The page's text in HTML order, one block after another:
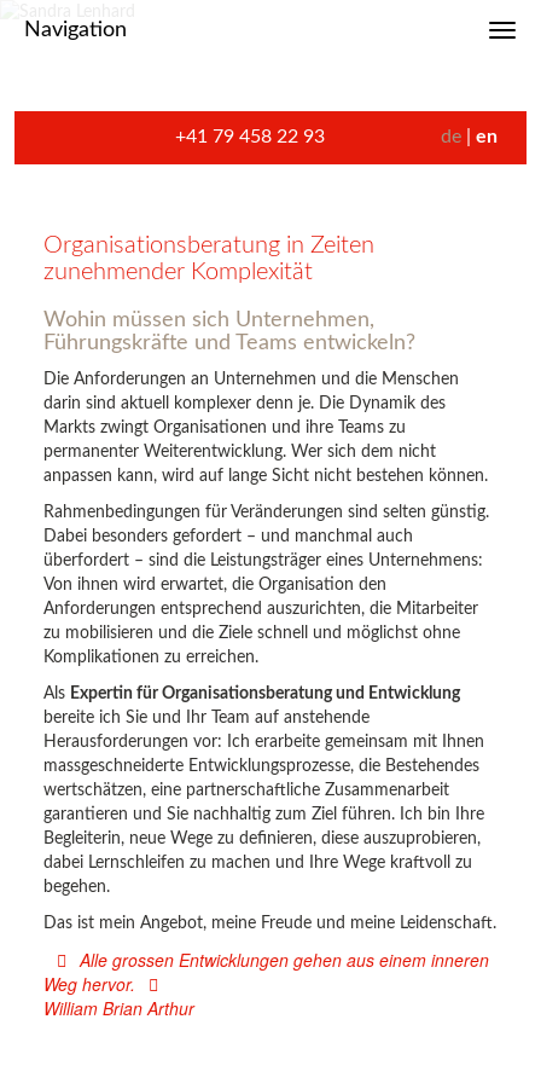
Navigation
+41 79 458 22 93 de en
Organisationsberatung in Zeiten
zunehmender Komplexität
Wohin müssen sich Unternehmen,
Führungskräfte und Teams entwickeln?
Die Anforderungen an Unternehmen und die Menschen
darin sind aktuell komplexer denn je. Die Dynamik des
Markts zwingt Organisationen und ihre Teams zu
permanenter Weiterentwicklung. Wer sich dem nicht
anpassen kann, wird auf lange Sicht nicht bestehen können.
Rahmenbedingungen für Veränderungen sind selten günstig.
Dabei besonders gefordert – und manchmal auch
überfordert – sind die Leistungsträger eines Unternehmens:
Von ihnen wird erwartet, die Organisation den
Anforderungen entsprechend auszurichten, die Mitarbeiter
zu mobilisieren und die Ziele schnell und möglichst ohne
Komplikationen zu erreichen.
Als Expertin für Organisationsberatung und Entwicklung
bereite ich Sie und Ihr Team auf anstehende
Herausforderungen vor: Ich erarbeite gemeinsam mit Ihnen
massgeschneiderte Entwicklungsprozesse, die Bestehendes
wertschätzen, eine partnerschaftliche Zusammenarbeit
garantieren und Sie nachhaltig zum Ziel führen. Ich bin Ihre
Begleiterin, neue Wege zu definieren, diese auszuprobieren,
dabei Lernschleifen zu machen und Ihre Wege kraftvoll zu
begehen.
Das ist mein Angebot, meine Freude und meine Leidenschaft.
Alle grossen Entwicklungen gehen aus einem inneren
Weg hervor.
William Brian Arthur